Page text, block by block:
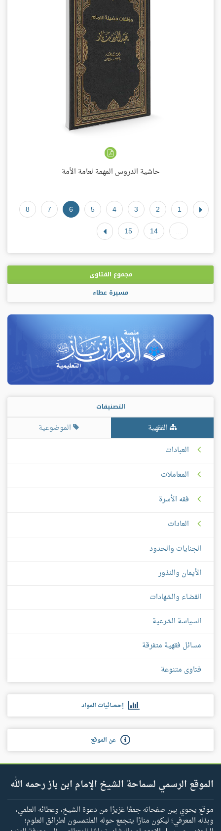
حاشية الدروس المهمة لعامة الأمة
1
2
3
4
5
6
7
8
14
15
مجموع الفتاوى
مسيرة عطاء
التصنيفات
الفقهية
الموضوعية
العبادات
المعاملات
فقه الأسرة
العادات
الجنايات والحدود
الأيمان والنذور
القضاء والشهادات
السياسة الشرعية
مسائل فقهية متفرقة
فتاوى متنوعة
إحصائيات المواد
عن الموقع
الموقع الرسمي لسماحة الشيخ الإمام ابن باز رحمه الله
موقع يحوي بين صفحاته جمعًا غزيرًا من دعوة الشيخ، وعطائه العلمي،
وبذله المعرفي؛ ليكون منارًا يتجمع حوله الملتمسون لطرائق العلوم؛